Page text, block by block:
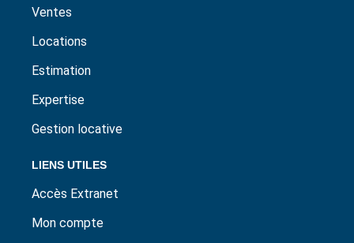
Ventes
Locations
Estimation
Expertise
Gestion locative
LIENS UTILES
Accès Extranet
Mon compte